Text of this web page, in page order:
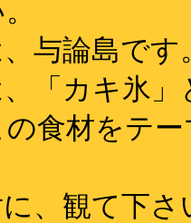
与論島です
「カキ氷
の食材をテ
、観て下さ